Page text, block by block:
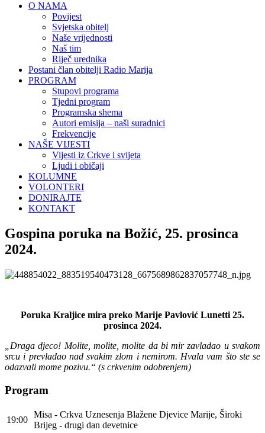
O NAMA
Povijest
Svjetska obitelj
Naše vrijednosti
Naš tim
Riječ urednika
Postani član obitelji Radio Marija
PROGRAM
Stupovi programa
Tjedni program
Programska shema
Autori emisija – naši suradnici
Frekvencije
NAŠE VIJESTI
Vijesti iz Crkve i svijeta
Ljudi i običaji
KOLUMNE
VOLONTERI
DONIRAJTE
KONTAKT
Gospina poruka na Božić, 25. prosinca
2024.
Poruka Kraljice mira preko Marije Pavlović Lunetti 25.
prosinca 2024.
„Draga djeco! Molite, molite, molite da bi mir zavladao u svakom
srcu i prevladao nad svakim zlom i nemirom. Hvala vam što ste se
odazvali mome pozivu.“ (s crkvenim odobrenjem)
Program
19:00
Misa - Crkva Uznesenja Blažene Djevice Marije, Široki
Brijeg - drugi dan devetnice